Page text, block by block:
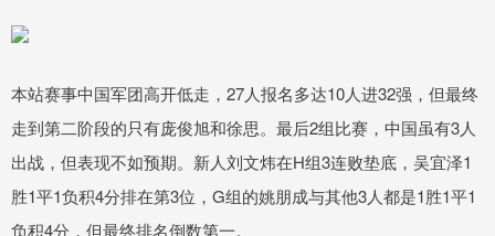
本站赛事中国军团高开低走，27人报名多达10人进32强，但最终
走到第二阶段的只有庞俊旭和徐思。最后2组比赛，中国虽有3人
出战，但表现不如预期。新人刘文炜在H组3连败垫底，吴宜泽1
胜1平1负积4分排在第3位，G组的姚朋成与其他3人都是1胜1平1
负积4分，但最终排名倒数第一。